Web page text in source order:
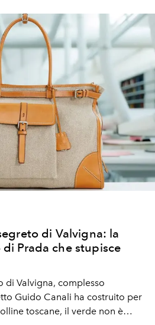
di Valvigna: la
Prada che stupisce
di Valvigna, complesso
Guido Canali ha costruito per
toscane, il verde non è